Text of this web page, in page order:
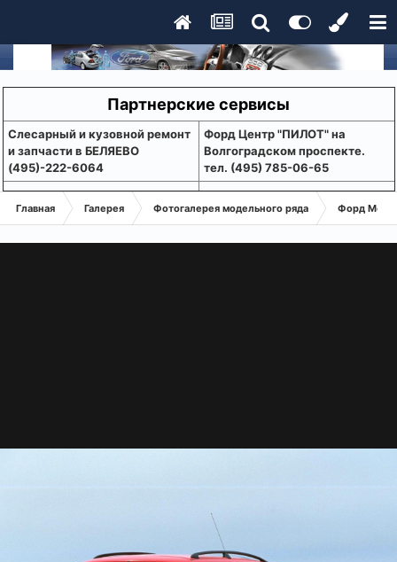
Партнерские сервисы
Слесарный и кузовной ремонт
и запчасти в БЕЛЯЕВО
(495)-222-6064
Форд Центр "ПИЛОТ" на
Волгоградском проспекте.
тел. (495) 785-06-65
Главная Галерея Фотогалерея модельного ряда Форд